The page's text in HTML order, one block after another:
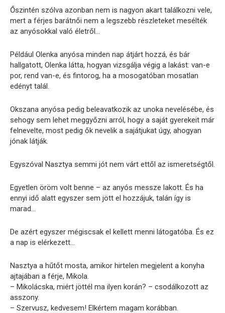
Őszintén szólva azonban nem is nagyon akart találkozni vele,
mert a férjes barátnői nem a legszebb részleteket mesélték
az anyósokkal való életről…
Például Olenka anyósa minden nap átjárt hozzá, és bár
hallgatott, Olenka látta, hogyan vizsgálja végig a lakást: van-e
por, rend van-e, és fintorog, ha a mosogatóban mosatlan
edényt talál.
Okszana anyósa pedig beleavatkozik az unoka nevelésébe, és
sehogy sem lehet meggyőzni arról, hogy a saját gyerekeit már
felnevelte, most pedig ők nevelik a sajátjukat úgy, ahogyan
jónak látják.
Egyszóval Nasztya semmi jót nem várt ettől az ismeretségtől.
Egyetlen öröm volt benne – az anyós messze lakott. És ha
ennyi idő alatt egyszer sem jött el hozzájuk, talán így is
marad…
De azért egyszer mégiscsak el kellett menni látogatóba. És ez
a nap is elérkezett…
Nasztya a hűtőt mosta, amikor hirtelen megjelent a konyha
ajtajában a férje, Mikola.
– Mikolácska, miért jöttél ma ilyen korán? – csodálkozott az
asszony.
– Szervusz, kedvesem! Elkértem magam korábban.